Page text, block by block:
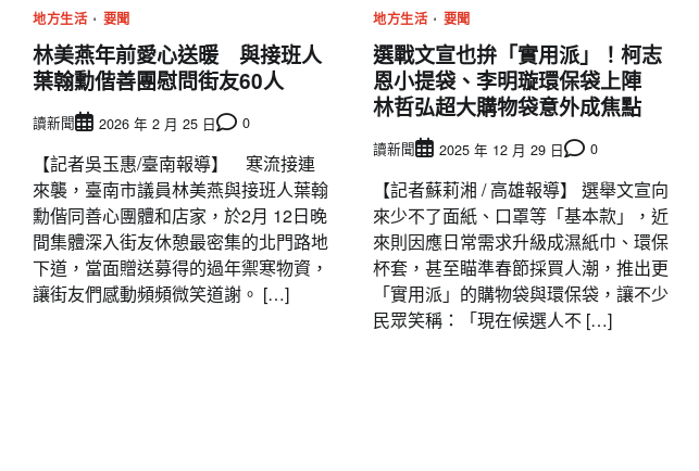
地方生活 要聞
林美燕年前愛心送暖 與接班人
葉翰勳偕善團慰問街友60人
讀新聞 2026 年 2 月 25 日 0
【記者吳玉惠/臺南報導】 寒流接連
來襲，臺南市議員林美燕與接班人葉翰
勳偕同善心團體和店家，於2月 12日晚
間集體深入街友休憩最密集的北門路地
下道，當面贈送募得的過年禦寒物資，
讓街友們感動頻頻微笑道謝。 […]
地方生活 要聞
選戰文宣也拚「實用派」！柯志
恩小提袋、李明璇環保袋上陣
林哲弘超大購物袋意外成焦點
讀新聞 2025 年 12 月 29 日 0
【記者蘇莉湘 / 高雄報導】 選舉文宣向
來少不了面紙、口罩等「基本款」，近
來則因應日常需求升級成濕紙巾、環保
杯套，甚至瞄準春節採買人潮，推出更
「實用派」的購物袋與環保袋，讓不少
民眾笑稱：「現在候選人不 […]